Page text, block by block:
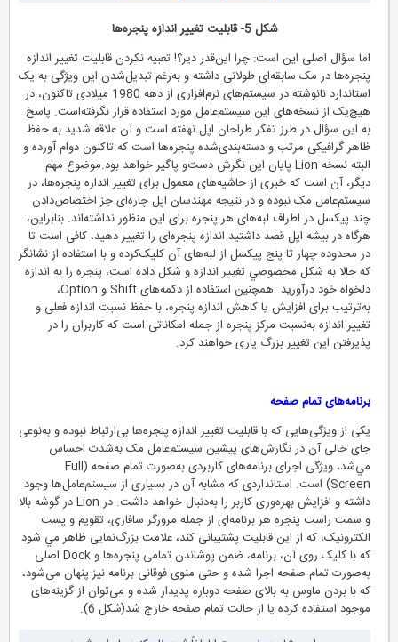
شكل 5- قابلیت تغییر اندازه پنجره‌ها
اما سؤال اصلی اين است: چرا این‌قدر دیر؟! تعبیه نكردن قابلیت تغییر اندازه
پنجره‌ها در مک سابقه‌ای طولانی داشته و به‌رغم تبدیل‌شدن این ویژگی به یک
استاندارد نانوشته در سیستم‌های نرم‌افزاری از دهه 1980 میلادی تا‌کنون، در
هیچ‌یک از نسخه‌های این سیستم‌عامل مورد استفاده قرار نگرفته‌است. پاسخ
به این سؤال در طرز تفکر طراحان اپل نهفته است و آن علاقه شدید به حفظ
ظاهر گرافیکی مرتب و دسته‌بندی‌شده پنجره‌ها است که تا‌کنون دوام آورده و
البته نسخه Lion پایان این نگرش دست‌و پاگیر خواهد بود.موضوع مهم
ديگر، آن است که خبری از حاشیه‌های معمول برای تغییر اندازه پنجره‌ها، در
سیستم‌عامل مک نبوده و در نتیجه مهندسان اپل چاره‌ای جز اختصاص‌دادن
چند پیکسل در اطراف لبه‌های هر پنجره برای این منظور نداشته‌اند. بنابراین،
هرگاه در بیشه اپل قصد داشتيد اندازه پنجره‌ای را تغيير دهيد، کافی است تا
در محدوده چهار تا پنج پیکسل از لبه‌های آن کلیک‌کرده و با استفاده از نشانگر
که حالا به شکل مخصوصي تغییر اندازه و شکل داده است، پنجره را به اندازه
دلخواه خود درآورید. همچنین استفاده از دکمه‌های Shift و Option،
به‌ترتیب برای افزایش یا کاهش اندازه پنجره، با حفظ نسبت اندازه فعلی و
تغییر اندازه به‌نسبت مرکز پنجره از جمله امکاناتی است که کاربران را در
پذیرفتن این تغییر بزرگ یاری خواهند کرد.
برنامه‌های تمام صفحه
یکی از ویژگی‌هایی که با قابلیت تغییر اندازه پنجره‌ها بی‌ارتباط نبوده و به‌نوعی
جای خالی آن در نگارش‌های پیشین سیستم‌عامل مک به‌شدت احساس
مي‌شد، ویژگی اجرای برنامه‌های کاربردی به‌صورت تمام صفحه (Full
Screen) است. استانداردی که مشابه آن در بسیاری از سیستم‌عامل‌ها وجود
داشته و افزایش بهره‌وری کاربر را به‌دنبال خواهد داشت. در Lion در گوشه بالا
و سمت راست پنجره هر برنامه‌ای از جمله مرورگر سافاری، تقویم و پست
الکترونیک، که از این قابلیت پشتیبانی کند، علامت بزرگ‌نمایی ظاهر مي شود
که با کلیک روی آن، برنامه، ضمن پوشاندن تمامی پنجره‌ها و Dock اصلی
به‌صورت تمام صفحه اجرا شده و حتی منوی فوقانی برنامه نیز پنهان می‌شود،
که با بردن ماوس به بالای صفحه دوباره پدیدار شده و می‌توان از گزینه‌های
موجود استفاده کرده یا از حالت تمام صفحه خارج شد(شكل 6).